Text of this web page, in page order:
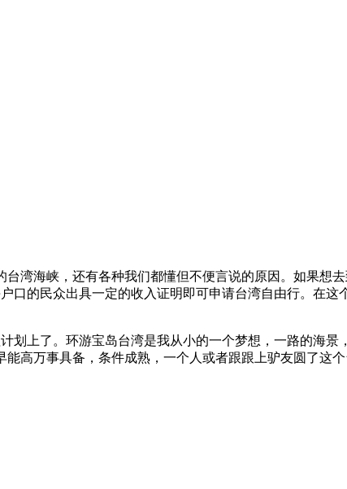
湾海峡，还有各种我们都懂但不便言说的原因。如果想
口的民众出具一定的收入证明即可申请台湾自由行。在这
上了。环游宝岛台湾是我从小的一个梦想，一路的海景
高万事具备，条件成熟，一个人或者跟跟上驴友圆了这